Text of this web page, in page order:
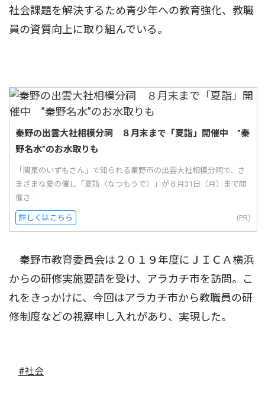
社会課題を解決するため青少年への教育強化、教職
員の資質向上に取り組んでいる。
秦野の出雲大社相模分祠 ８月末まで「夏詣」開催中 ”秦
野名水”のお水取りも
「関東のいずもさん」で知られる秦野市の出雲大社相模分祠で、さ
まざまな夏の催し「夏詣（なつもうで）」が８月31日（月）まで開
催さ...
詳しくはこちら (PR)
秦野市教育委員会は２０１９年度にＪＩＣＡ横浜
からの研修実施要請を受け、アラカチ市を訪問。こ
れをきっかけに、今回はアラカチ市から教職員の研
修制度などの視察申し入れがあり、実現した。
#社会